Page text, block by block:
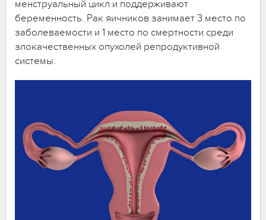
менструальный цикл и поддерживают
беременность. Рак яичников занимает 3 место по
заболеваемости и 1 место по смертности среди
злокачественных опухолей репродуктивной
системы.